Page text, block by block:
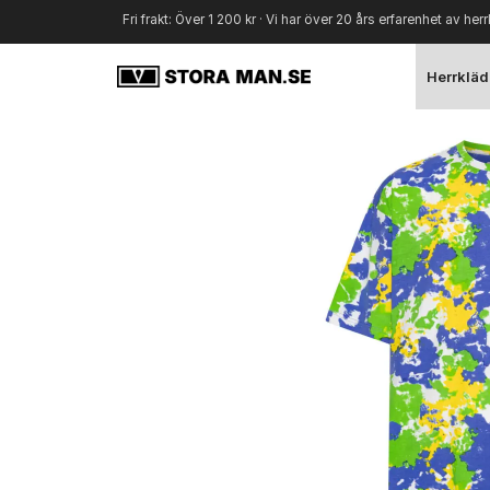
Fri frakt: Över 1 200 kr · Vi har över 20 års erfarenhet av